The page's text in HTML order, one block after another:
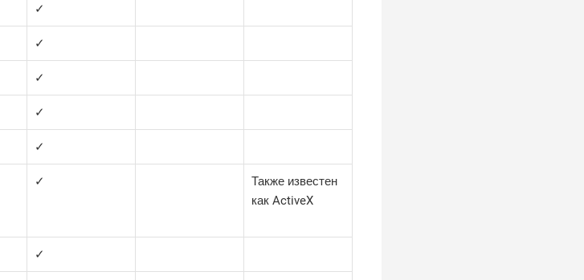
✓
✓
✓
✓
✓
✓
Также известен
как ActiveX
✓